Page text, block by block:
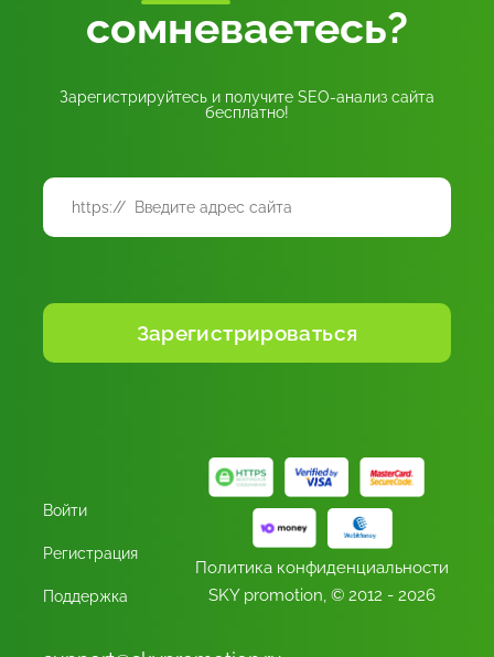
сомневаетесь?
Зарегистрируйтесь и получите SEO-анализ сайта
бесплатно!
Войти
Регистрация
Поддержка
Политика конфиденциальности
SKY promotion, © 2012 - 2026